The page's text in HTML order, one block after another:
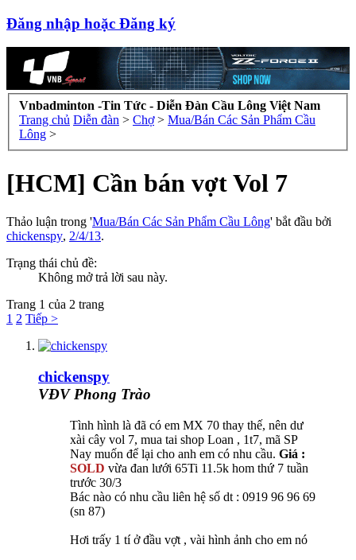
Đăng nhập hoặc Đăng ký
Vnbadminton -Tin Tức - Diễn Đàn Cầu Lông Việt Nam
Trang chủ Diễn đàn > Chợ > Mua/Bán Các Sản Phẩm Cầu
Lông >
[HCM] Cần bán vợt Vol 7
Thảo luận trong 'Mua/Bán Các Sản Phẩm Cầu Lông' bắt đầu bởi
chickenspy, 2/4/13.
Trạng thái chủ đề:
Không mở trả lời sau này.
Trang 1 của 2 trang
1 2 Tiếp >
chickenspy
VĐV Phong Trào
Tình hình là đã có em MX 70 thay thế, nên dư
xài cây vol 7, mua tai shop Loan , 1t7, mã SP
Nay muốn để lại cho anh em có nhu cầu. Giá :
SOLD vừa đan lưới 65Ti 11.5k hom thứ 7 tuần
trước 30/3
Bác nào có nhu cầu liên hệ số dt : 0919 96 96 69
(sn 87)
Hơi trấy 1 tí ở đầu vợt , vài hình ảnh cho em nó